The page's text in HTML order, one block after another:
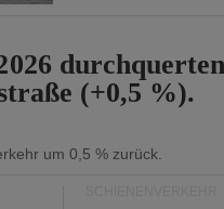
(+0,5 %).
um 0,5 % zurück.